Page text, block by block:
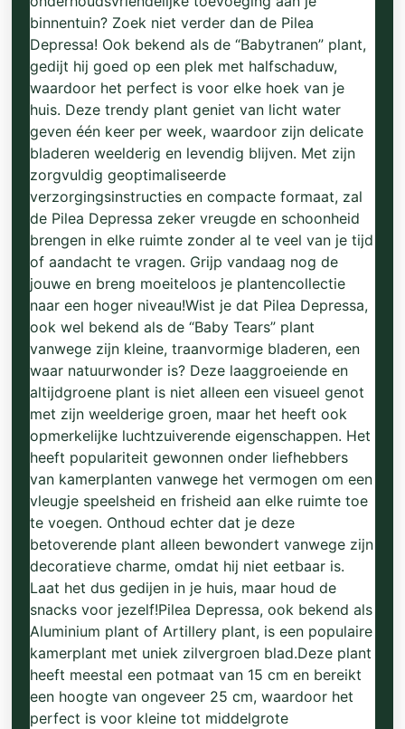
binnentuin? Zoek niet verder dan de Pilea
Depressa! Ook bekend als de “Babytranen” plant,
gedijt hij goed op een plek met halfschaduw,
waardoor het perfect is voor elke hoek van je
huis. Deze trendy plant geniet van licht water
geven één keer per week, waardoor zijn delicate
bladeren weelderig en levendig blijven. Met zijn
zorgvuldig geoptimaliseerde
verzorgingsinstructies en compacte formaat, zal
de Pilea Depressa zeker vreugde en schoonheid
brengen in elke ruimte zonder al te veel van je tijd
of aandacht te vragen. Grijp vandaag nog de
jouwe en breng moeiteloos je plantencollectie
naar een hoger niveau!Wist je dat Pilea Depressa,
ook wel bekend als de “Baby Tears” plant
vanwege zijn kleine, traanvormige bladeren, een
waar natuurwonder is? Deze laaggroeiende en
altijdgroene plant is niet alleen een visueel genot
met zijn weelderige groen, maar het heeft ook
opmerkelijke luchtzuiverende eigenschappen. Het
heeft populariteit gewonnen onder liefhebbers
van kamerplanten vanwege het vermogen om een
vleugje speelsheid en frisheid aan elke ruimte toe
te voegen. Onthoud echter dat je deze
betoverende plant alleen bewondert vanwege zijn
decoratieve charme, omdat hij niet eetbaar is.
Laat het dus gedijen in je huis, maar houd de
snacks voor jezelf!Pilea Depressa, ook bekend als
Aluminium plant of Artillery plant, is een populaire
kamerplant met uniek zilvergroen blad.Deze plant
heeft meestal een potmaat van 15 cm en bereikt
een hoogte van ongeveer 25 cm, waardoor het
perfect is voor kleine tot middelgrote